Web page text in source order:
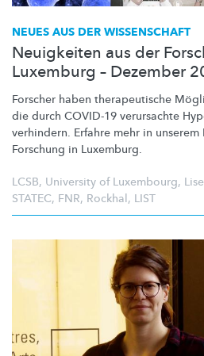
NEUES AUS DER WISSENSCHAFT
Neuigkeiten aus der
Luxemburg – Dezember
Forscher haben therapeutische
die durch COVID-19 verursachte
verhindern. Erfahre mehr in unserem
Forschung in Luxemburg.
LCSB, University of Luxembourg,
STATEC, FNR, Rockhal, LIST